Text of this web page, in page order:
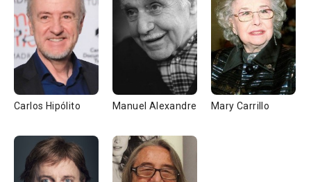
Carlos Hipólito Manuel Alexandre Mary Carrillo